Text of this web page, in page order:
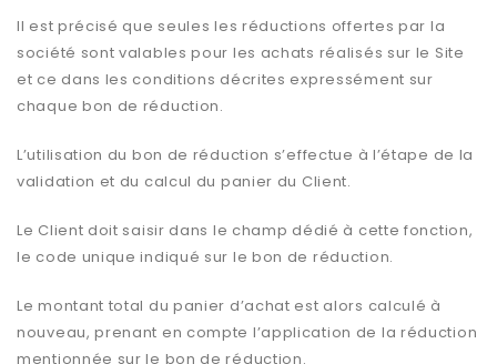
Il est précisé que seules les réductions offertes par la
société sont valables pour les achats réalisés sur le Site
et ce dans les conditions décrites expressément sur
chaque bon de réduction.
L’utilisation du bon de réduction s’effectue à l’étape de la
validation et du calcul du panier du Client.
Le Client doit saisir dans le champ dédié à cette fonction,
le code unique indiqué sur le bon de réduction.
Le montant total du panier d’achat est alors calculé à
nouveau, prenant en compte l’application de la réduction
mentionnée sur le bon de réduction.